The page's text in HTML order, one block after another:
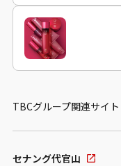
TBCグループ関連サイト
セナング代官山